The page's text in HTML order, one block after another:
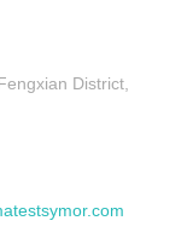
District,